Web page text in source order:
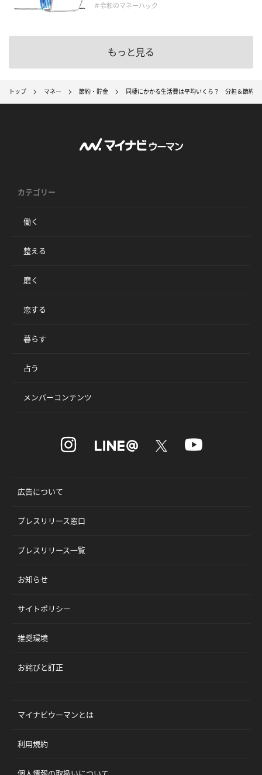
＃令和のマネーハック
もっと見る
トップ マネー 節約・貯金 同棲にかかる生活費は平均いくら？ 分担＆節約方
カテゴリー
働く
整える
磨く
恋する
暮らす
占う
メンバーコンテンツ
広告について
プレスリリース窓口
プレスリリース一覧
お知らせ
サイトポリシー
推奨環境
お詫びと訂正
マイナビウーマンとは
利用規約